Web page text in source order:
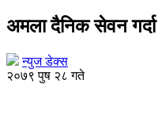
अमला दैनिक सेवन गर्दा
न्युज डेक्स
२०७९ पुष २८ गते